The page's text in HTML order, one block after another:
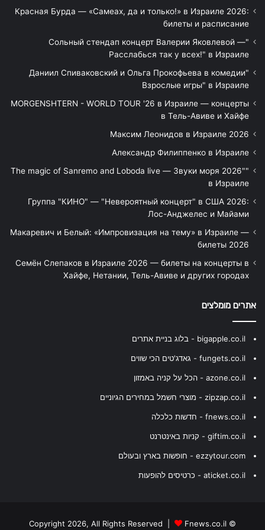
Красная Бурда — «Самеах, да и только!» в Израиле 2026:
билеты и расписание
"Сольный стендап концерт Валерии Яковлевой —
Расслабься так у всех!" в Израиле
"Даниил Спиваковский и Ольга Прокофьева в комедии
Взрослые игры" в Израиле
MORGENSHTERN - WORLD TOUR '26 в Израиле — концерты
в Тель-Авиве и Хайфе
Максим Леонидов в Израиле 2026
Александр Филиппенко в Израиле
"The magic of Sanremo and Loboda live — Звуки моря 2026"
в Израиле
Группа "КИНО" — "Невероятный концерт" в США 2026:
Лос-Анджелес и Майами
Макаревич и Белый: «Импровизация на тему» в Израиле —
билеты 2026
Семён Слепаков в Израиле 2026 — билеты на концерты в
Хайфе, Нетании, Тель-Авиве и других городах
אתרים מומלצים
bigapple.co.il - בלוג בניית אתרים
fungets.co.il - גאדג'טים הכי שווים
azone.co.il - הכל על קניה באמזון
zipzap.co.il - מוצרי חשמל במחירים הגיוניים
fnews.co.il - חדשות כלכלה
giftim.co.il - קניות באינטרנט
ezzytour.com - חופשות בארץ ובעולם
aticket.co.il - כרטיסים להופעות
© Copyright 2026, All Rights Reserved |
Fnews.co.il